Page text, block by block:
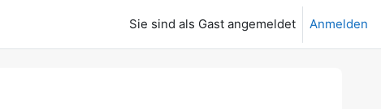
Sie sind als Gast angemeldet Anmelden